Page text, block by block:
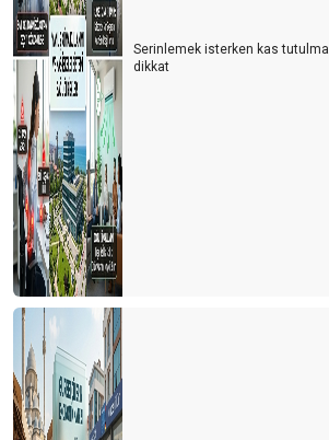
Serinlemek isterken kas
dikkat